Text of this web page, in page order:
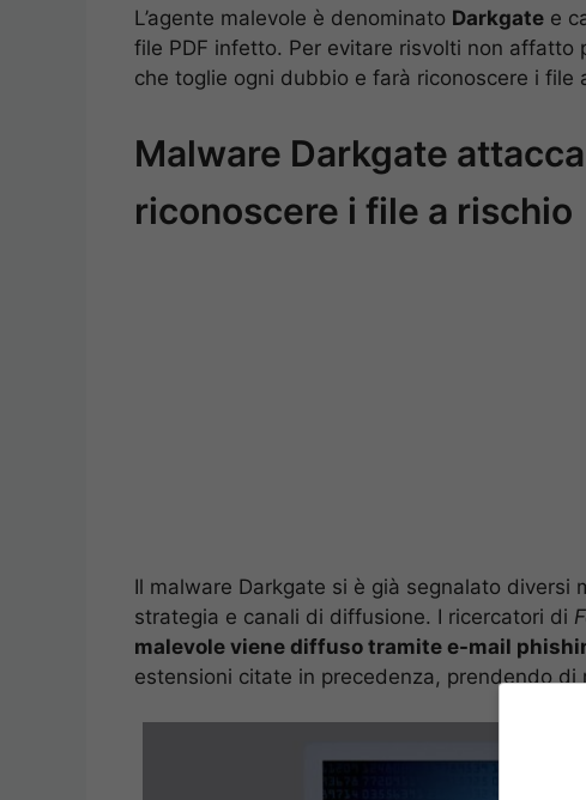
L’agente malevole è denominato Darkgate e
file PDF infetto. Per evitare risvolti non
che toglie ogni dubbio e farà riconoscere i file
Malware Darkgate
riconoscere i file a rischio
Il malware Darkgate si è già segnalato diversi
strategia e canali di diffusione. I ricercatori di
malevole viene diffuso tramite e-mail
estensioni citate in precedenza, prendendo di